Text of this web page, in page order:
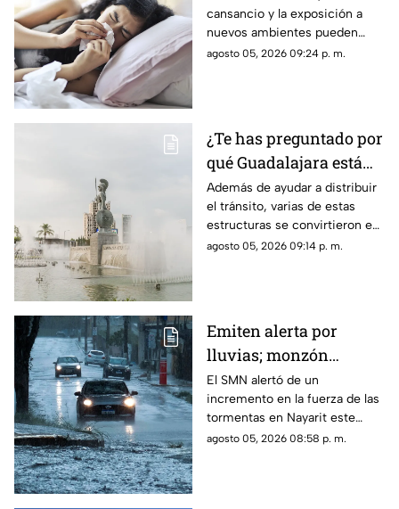
las razones
cansancio y la exposición a
nuevos ambientes pueden
afectar al organismo justo al
agosto 05, 2026 09:24 p. m.
¿Te has preguntado por
qué Guadalajara está
llena de glorietas? Esta
es la razón
Además de ayudar a distribuir
el tránsito, varias de estas
estructuras se convirtieron en
símbolos de la ciudad y puntos
agosto 05, 2026 09:14 p. m.
Emiten alerta por
lluvias; monzón
mexicano intensificará
las tormentas en
Nayarit
El SMN alertó de un
incremento en la fuerza de las
tormentas en Nayarit este
jueves 6 de agosto
agosto 05, 2026 08:58 p. m.